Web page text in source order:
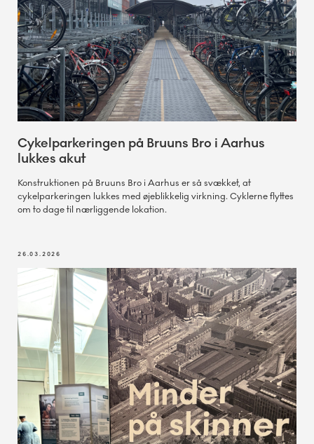
Cykelparkeringen på Bruuns Bro i Aarhus
lukkes akut
Konstruktionen på Bruuns Bro i Aarhus er så svækket, at
cykelparkeringen lukkes med øjeblikkelig virkning. Cyklerne flyttes
om to dage til nærliggende lokation.
26.03.2026